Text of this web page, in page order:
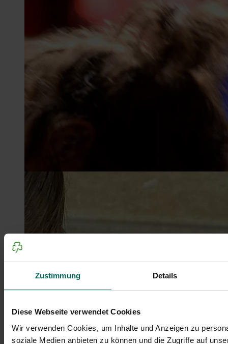
Zustimmung Details
Diese Webseite verwendet Cookies
Wir verwenden Cookies, um Inhalte und Anzeigen zu
soziale Medien anbieten zu können und die Zugriffe auf